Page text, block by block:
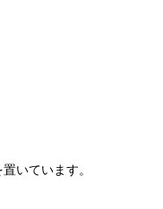
いています。